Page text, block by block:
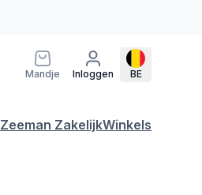
Mandje Inloggen BE
Zeeman ZakelijkWinkels